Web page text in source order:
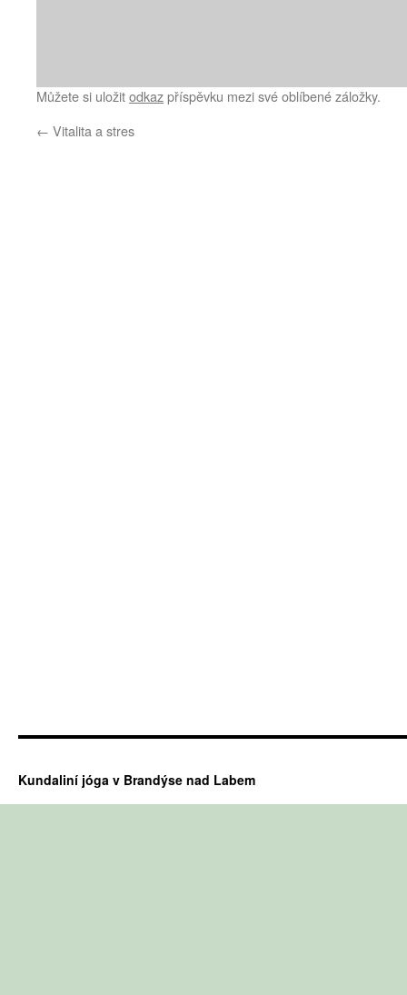
Můžete si uložitodkazpříspěvku mezi své oblíbené záložky.
← Vitalita a stres
Kundaliní jóga v Brandýse nad Labem